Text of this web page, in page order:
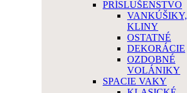
PRÍSLUŠENSTVO
VANKÚŠIKY,
KLINY
OSTATNÉ
DEKORÁCIE
OZDOBNÉ
VOLÁNIKY
SPACIE VAKY